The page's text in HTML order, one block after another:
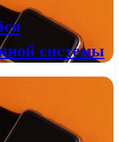
системы